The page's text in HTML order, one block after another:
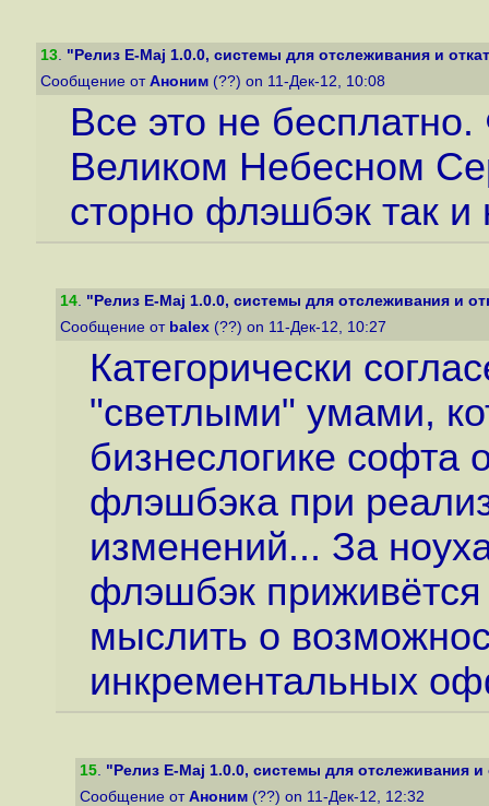
13. "Релиз E-Maj 1.0.0, системы для отслеживания и
Сообщение от Аноним (??) on 11-Дек-12, 10:08
Все это не
Великом Небесном
сторно флэшбэк так и
14. "Релиз E-Maj 1.0.0, системы для отслеживания и
Сообщение от balex (??) on 11-Дек-12, 10:27
Категорически
"светлыми" умами,
бизнеслогике софта
флэшбэка при
изменений... За
флэшбэк приживётся
мыслить о
инкрементальных
15. "Релиз E-Maj 1.0.0, системы для отслеживания и
Сообщение от Аноним (??) on 11-Дек-12, 12:32